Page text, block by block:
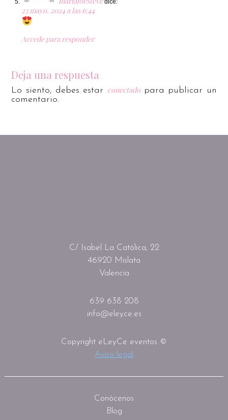
dice:
23 mayo, 2024 a las 6:44
Accede para responder
Deja una respuesta
Lo siento, debes estar conectadopara publicar un
comentario.
C/ Isabel La Católica, 22
46920 Mislata
Valencia
639 638 208
info@eleyce.es
Copyright eLeyCe eventos ©
Aviso legal
Conócenos
Blog